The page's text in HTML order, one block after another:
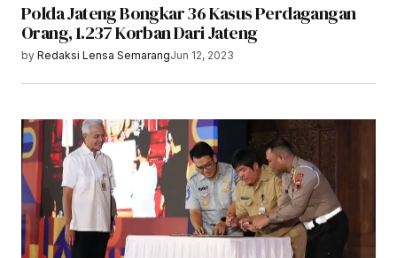
Polda Jateng Bongkar 36 Kasus Perdagangan
Orang, 1.237 Korban Dari Jateng
by Redaksi Lensa SemarangJun 12, 2023